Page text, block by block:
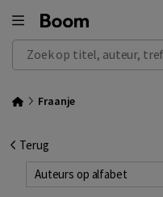
Zoek op titel, auteur,
Fraanje
Terug
Auteurs op alfabet